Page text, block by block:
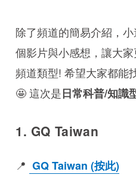
除了頻道的簡易介紹，
個影片與小感想，讓大
頻道類型! 希望大家都能
🤩 這次是日常科普/知識
1. GQ Taiwan
📍 GQ Taiwan (按此)